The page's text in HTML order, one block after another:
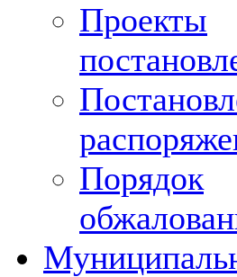
Проекты
Порядок